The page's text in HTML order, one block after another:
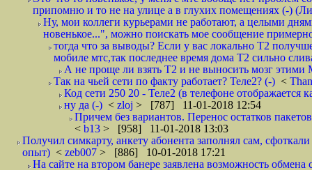
припомню и то не на улице а в глухих помещениях (-)
Ну, мои коллеги курьерами не работают, а целыми
новенькое...", можно поискать мое сообщение
тогда что за выводы? Если у вас локально Т2
мобиле мтс,так последнее время дома Т2 сильно
А не проще ли взять Т2 и не выносить мозг
Так на чьей сети по факту работает? Теле2? (-) <
Код сети 250 20 - Теле2 (в телефоне отображается
ну да (-) < zloj > [787] 11-01-2018 12:54
Причем без вариантов. Перенос остатков
< b13 > [958] 11-01-2018 13:03
Получил симкарту, анкету абонента заполнял сам,
опыт) < zeb007 > [886] 10-01-2018 17:21
На сайте на втором банере заявлена возможность